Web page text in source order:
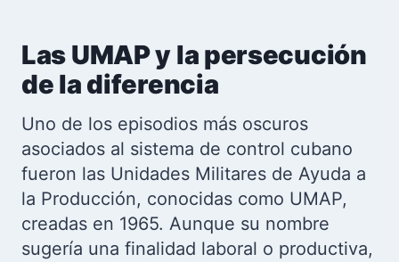
Las UMAP y la persecución
de la diferencia
Uno de los episodios más oscuros
asociados al sistema de control cubano
fueron las Unidades Militares de Ayuda a
la Producción, conocidas como UMAP,
creadas en 1965. Aunque su nombre
sugería una finalidad laboral o productiva,